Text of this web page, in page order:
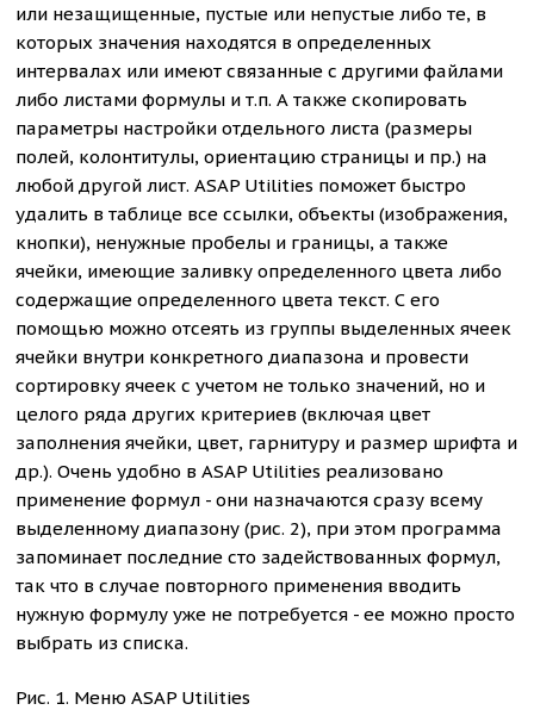
или незащищенные, пустые или непустые либо те, в
которых значения находятся в определенных
интервалах или имеют связанные с другими файлами
либо листами формулы и т.п. А также скопировать
параметры настройки отдельного листа (размеры
полей, колонтитулы, ориентацию страницы и пр.) на
любой другой лист. ASAP Utilities поможет быстро
удалить в таблице все ссылки, объекты (изображения,
кнопки), ненужные пробелы и границы, а также
ячейки, имеющие заливку определенного цвета либо
содержащие определенного цвета текст. С его
помощью можно отсеять из группы выделенных ячеек
ячейки внутри конкретного диапазона и провести
сортировку ячеек с учетом не только значений, но и
целого ряда других критериев (включая цвет
заполнения ячейки, цвет, гарнитуру и размер шрифта и
др.). Очень удобно в ASAP Utilities реализовано
применение формул - они назначаются сразу всему
выделенному диапазону (рис. 2), при этом программа
запоминает последние сто задействованных формул,
так что в случае повторного применения вводить
нужную формулу уже не потребуется - ее можно просто
выбрать из списка.
Рис. 1. Меню ASAP Utilities